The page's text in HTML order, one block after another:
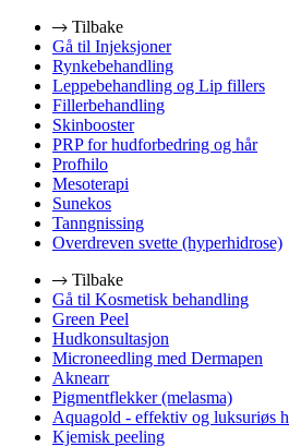
Tilbake
Gå til Injeksjoner
Rynkebehandling
Leppebehandling og Lip fillers
Fillerbehandling
Skinbooster
PRP for hudforbedring og hår
Profhilo
Mesoterapi
Sunekos
Tanngnissing
Overdreven svette (hyperhidrose)
Tilbake
Gå til Kosmetisk behandling
Green Peel
Hudkonsultasjon
Microneedling med Dermapen
Aknearr
Pigmentflekker (melasma)
Aquagold - effektiv og luksuriøs
Kjemisk peeling